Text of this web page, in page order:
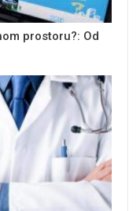
prostoru?: Od